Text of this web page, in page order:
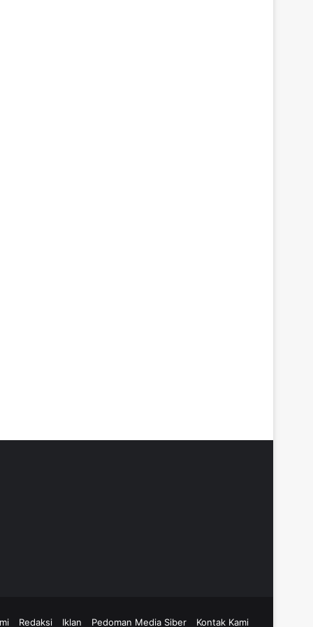
Redaksi Iklan Pedoman Media Siber Kontak Kami